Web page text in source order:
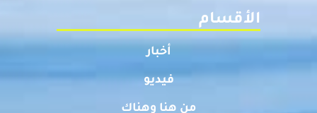
الأقسام
أخبار
فيديو
من هنا وهناك